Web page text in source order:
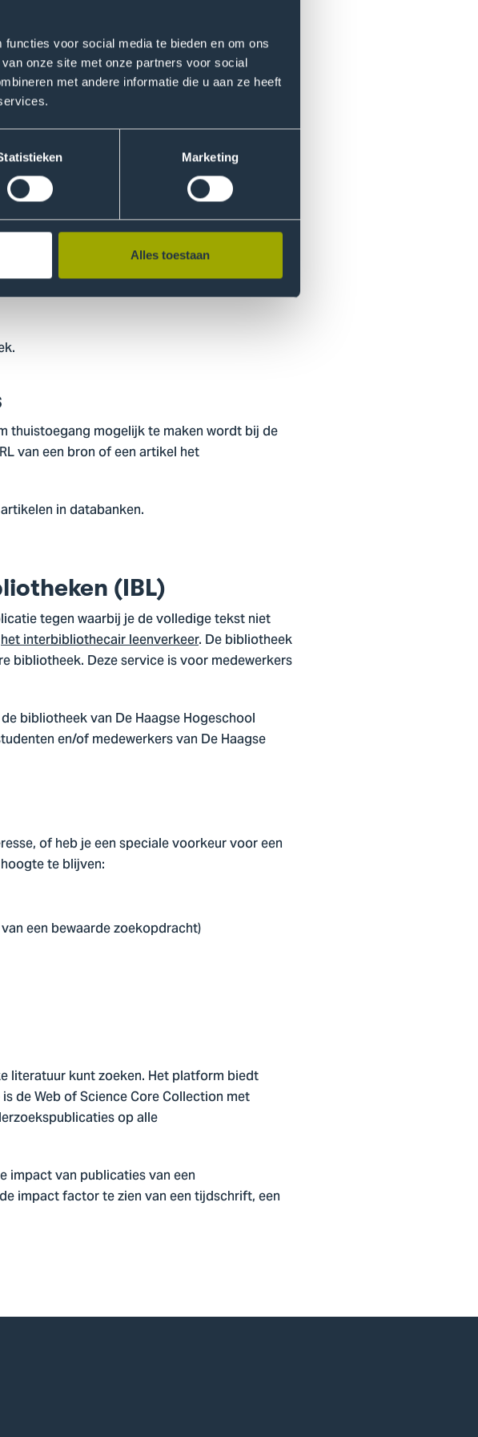
voor social media te bieden en om ons
onze site met onze partners voor social
met andere informatie die u aan ze heeft
Marketing
Alles toestaan
of e-journal, kun je deE-Publication
nummer. Let wel op dat je hier NIET op
te maken om bij de volledige tekst te
thuistoegang mogelijk te maken wordt bij de
van een bron of een artikel het
in databanken.
(IBL)
tegen waarbij je de volledige tekst niet
het interbibliothecair leenverkeer. De bibliotheek
bibliotheek. Deze service is voor medewerkers
bibliotheek van De Haagse Hogeschool
en/of medewerkers van De Haagse
of heb je een speciale voorkeur voor een
te blijven:
een bewaarde zoekopdracht)
literatuur kunt zoeken. Het platform biedt
de Web of Science Core Collection met
op alle
impact van publicaties van een
impact factor te zien van een tijdschrift, een